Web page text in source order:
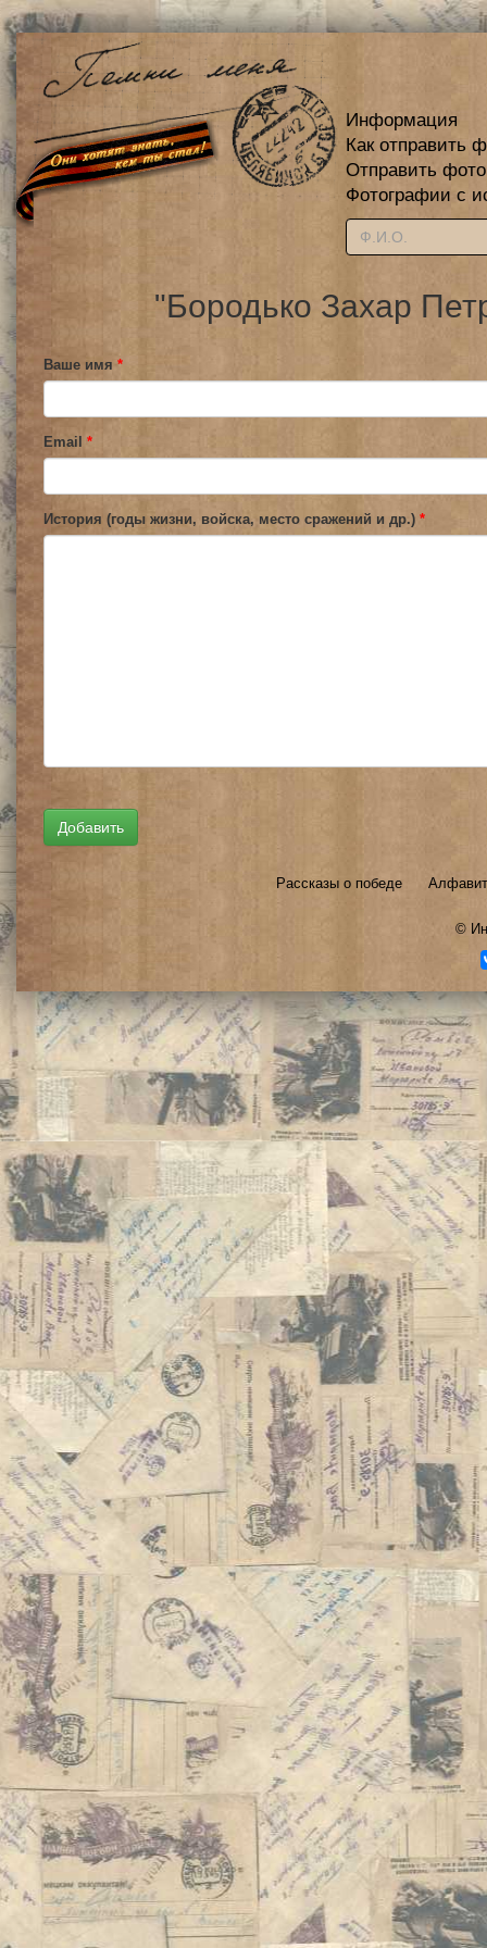
Информация
Как отправить
Отправить
Фотографии с
"Бородько Захар
Ваше имя *
Email *
История (годы жизни, войска, место сражений и др.) *
Рассказы о победе
©